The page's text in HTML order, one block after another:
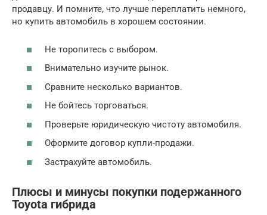
продавцу. И помните, что лучше переплатить немного,
но купить автомобиль в хорошем состоянии.
Не торопитесь с выбором.
Внимательно изучите рынок.
Сравните несколько вариантов.
Не бойтесь торговаться.
Проверьте юридическую чистоту автомобиля.
Оформите договор купли-продажи.
Застрахуйте автомобиль.
Плюсы и минусы покупки подержанного
Toyota гибрида